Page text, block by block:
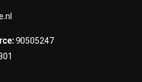
90505247